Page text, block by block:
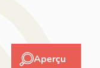
Aperçu